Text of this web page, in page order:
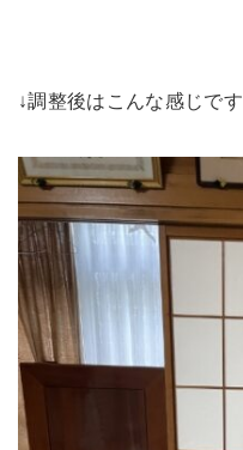
↓調整後はこんな感じです